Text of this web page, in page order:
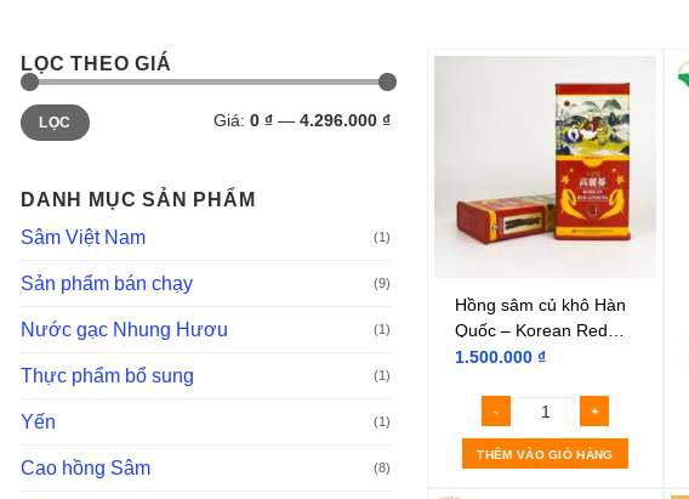
LỌC THEO GIÁ
LỌC Giá: 0 ₫ — 4.296.000 ₫
DANH MỤC SẢN PHẨM
Sâm Việt Nam
(1)
Sản phẩm bán chạy (9)
Nước gạc Nhung Hươu (1)
Thực phẩm bổ sung (1)
Yến (1)
Cao hồng Sâm (8)
Hồng sâm củ khô Hàn
Quốc – Korean Red
Gingseng
1.500.000₫
THÊM VÀO GIỎ HÀNG